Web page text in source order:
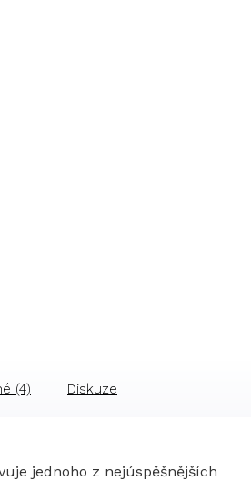
(4) Diskuze
jednoho z nejúspěšnějších